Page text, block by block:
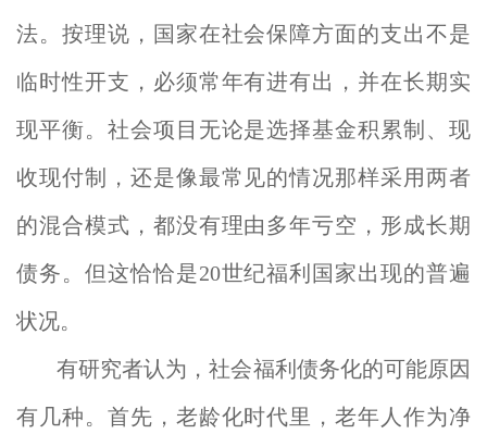
法。按理说，国家在社会保障方面的支出不是
临时性开支，必须常年有进有出，并在长期实
现平衡。社会项目无论是选择基金积累制、现
收现付制，还是像最常见的情况那样采用两者
的混合模式，都没有理由多年亏空，形成长期
债务。但这恰恰是20世纪福利国家出现的普遍
状况。
有研究者认为，社会福利债务化的可能原因
有几种。首先，老龄化时代里，老年人作为净